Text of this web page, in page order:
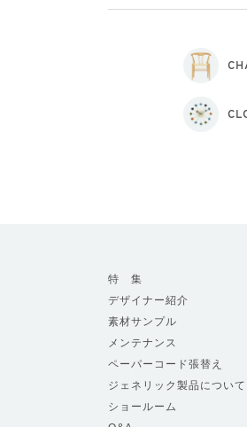
特 集
デザイナー紹介
素材サンプル
メンテナンス
ペーパーコード張替え
ジェネリック製品について
ショールーム